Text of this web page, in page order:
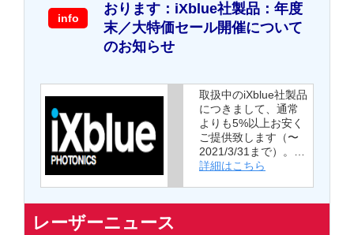
info
おります：iXblue社製品：年度
末／大特価セール開催について
のお知らせ
取扱中のiXblue社製品
につきまして、通常
よりも5%以上お安く
ご提供致します（〜
2021/3/31まで）。…
詳細はこちら
レーザーニュース